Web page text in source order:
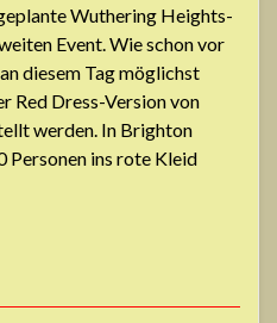
Wuthering Heights-
Event. Wie schon vor
diesem Tag möglichst
Red Dress-Version von
werden. In Brighton
Personen ins rote Kleid